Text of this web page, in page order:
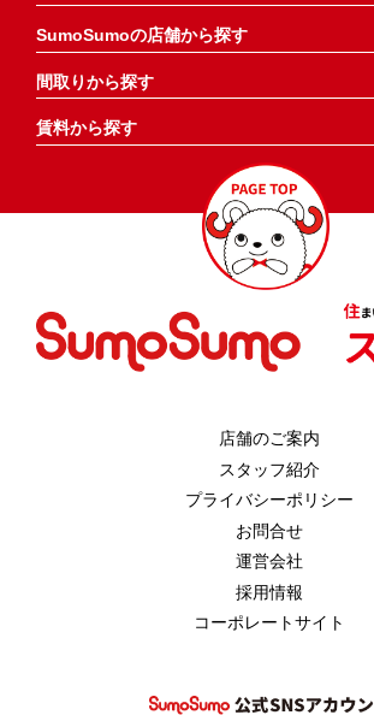
SumoSumoの店舗から探す
間取りから探す
賃料から探す
店舗のご案内
スタッフ紹介
プライバシーポリシー
お問合せ
運営会社
採用情報
コーポレートサイト